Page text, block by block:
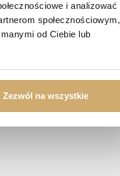
i analizować
społecznościowym,
od Ciebie lub
Zezwól na wszystkie